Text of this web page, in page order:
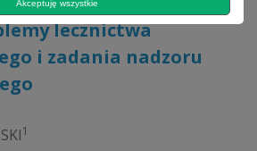
lecznictwa
i zadania nadzoru
1
Akceptuję wszystkie